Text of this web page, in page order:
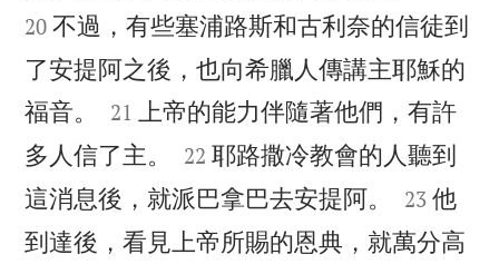
20 不過，有些塞浦路斯和古利奈的信徒到
了安提阿之後，也向希臘人傳講主耶穌的
福音。


21 上帝的能力伴隨著他們，有許
多人信了主。


22 耶路撒冷教會的人聽到
這消息後，就派巴拿巴去安提阿。


23 他
到達後，看見上帝所賜的恩典，就萬分高